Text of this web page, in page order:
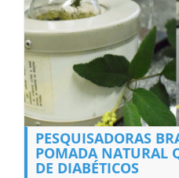
PESQUISADORAS
POMADA NATURAL
DE DIABÉTICOS